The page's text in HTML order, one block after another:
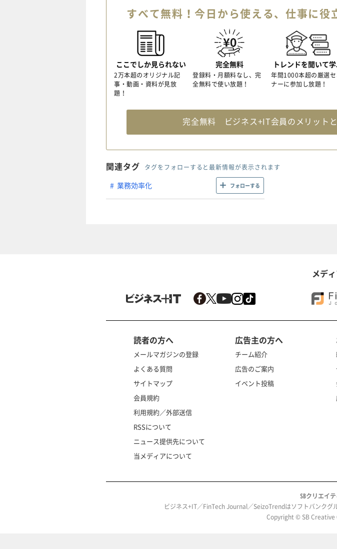
すべて無料！今日から使える、仕事に役
ここでしか見られない
2万本超のオリジナル記
事・動画・資料が見放
題！
完全無料
登録料・月額料なし、完
全無料で使い放題！
トレンドを聞いて
年間1000本超の厳選セ
ナーに参加し放題！
完全無料 ビジネス+IT会員のメリット
関連タグ タグをフォローすると最新情報が表示されます
業務効率化 フォローする
メデ
読者の方へ
メールマガジンの登録
よくある質問
サイトマップ
会員規約
利用規約／外部送信
RSSについて
ニュース提供先について
当メディアについて
広告主の方へ
チーム紹介
広告のご案内
イベント投稿
SBクリエイ
ビジネス+IT／FinTech Journal／SeizoTrendはソフトバンクグ
Copyright © SB